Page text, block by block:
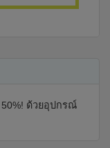
ด้วยอุปกรณ์